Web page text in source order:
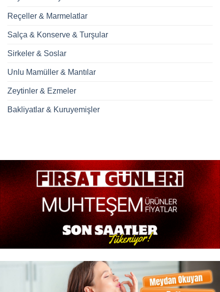
Reçeller & Marmelatlar
Salça & Konserve & Turşular
Sirkeler & Soslar
Unlu Mamüller & Mantılar
Zeytinler & Ezmeler
Bakliyatlar & Kuruyemişler